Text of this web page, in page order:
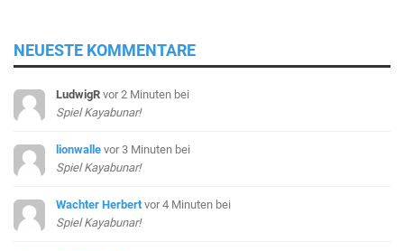
NEUESTE KOMMENTARE
LudwigR vor 2 Minuten bei
Spiel Kayabunar!
lionwalle vor 3 Minuten bei
Spiel Kayabunar!
Wachter Herbert vor 4 Minuten bei
Spiel Kayabunar!